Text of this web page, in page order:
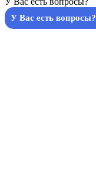
У Вас есть вопросы?